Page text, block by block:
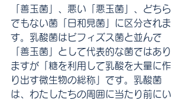
「善玉菌」、悪い「悪玉菌」、どちら
でもない菌「日和見菌」に区分されま
す。乳酸菌はビフィズス菌と並んで
「善玉菌」として代表的な菌ではあり
ますが「糖を利用して乳酸を大量に作
り出す微生物の総称」です。乳酸菌
は、わたしたちの周囲に当たり前にい